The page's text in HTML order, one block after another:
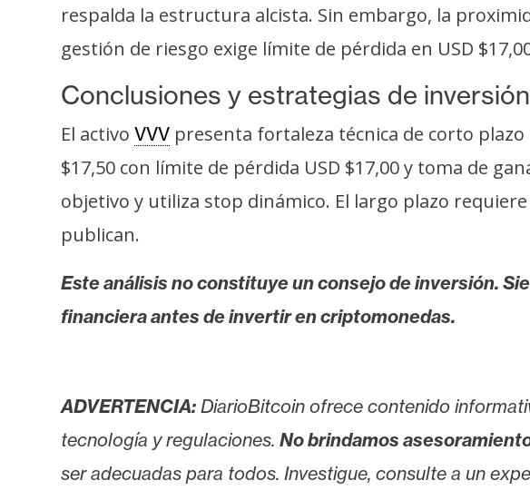
u
b
i
c
d
a
respalda la estructura alcista. Sin embargo, la
gestión de riesgo exige límite de pérdida en USD
Conclusiones y estrategias de inversión
El activo VVV presenta fortaleza técnica de corto
$17,50 con límite de pérdida USD $17,00 y toma de
objetivo y utiliza stop dinámico. El largo plazo
publican.
Este análisis no constituye un consejo de inversión.
financiera antes de invertir en criptomonedas.
ADVERTENCIA: DiarioBitcoin ofrece contenido
tecnología y regulaciones. No brindamos
ser adecuadas para todos. Investigue, consulte a un